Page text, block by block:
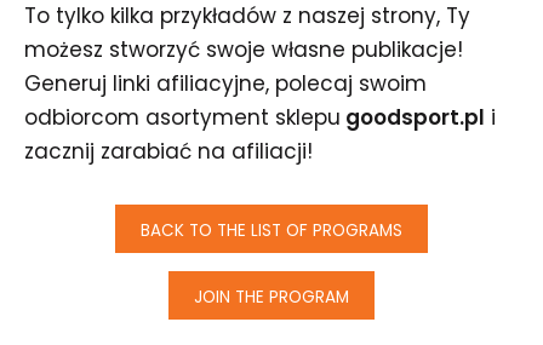
To tylko kilka przykładów z naszej strony, Ty
możesz stworzyć swoje własne publikacje!
Generuj linki afiliacyjne, polecaj swoim
odbiorcom asortyment sklepu goodsport.pl i
zacznij zarabiać na afiliacji!
BACK TO THE LIST OF PROGRAMS
JOIN THE PROGRAM